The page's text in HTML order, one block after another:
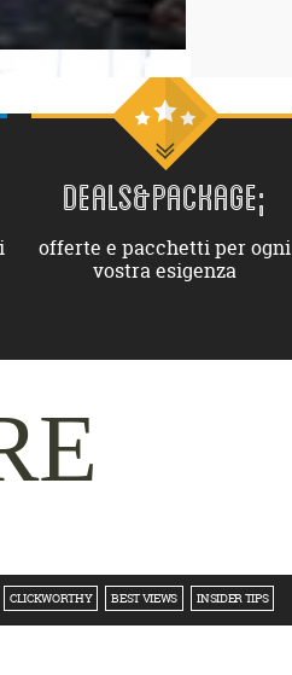
DEALS&PACKAGE;
offerte e pacchetti per ogni
vostra esigenza
CLICKWORTHY BEST VIEWS INSIDER TIPS